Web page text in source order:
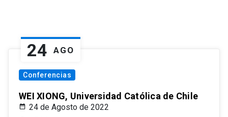
24 AGO
Conferencias
WEI XIONG, Universidad Católica de Chile
24 de Agosto de 2022